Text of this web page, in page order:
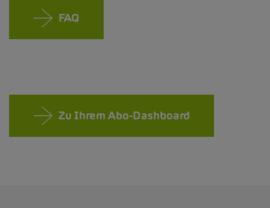
FAQ
Zu Ihrem Abo-Dashboard